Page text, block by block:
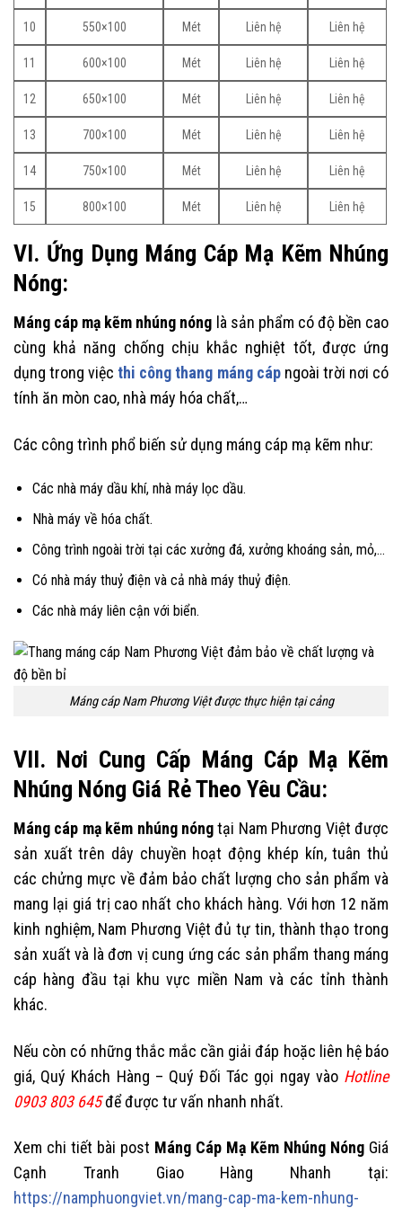
10 550×100 Mét Liên hệ Liên hệ
11 600×100 Mét Liên hệ Liên hệ
12 650×100 Mét Liên hệ Liên hệ
13 700×100 Mét Liên hệ Liên hệ
14 750×100 Mét Liên hệ Liên hệ
15 800×100 Mét Liên hệ Liên hệ
VI. Ứng Dụng Máng Cáp Mạ Kẽm Nhúng
Nóng:
Máng cáp mạ kẽm nhúng nóng là sản phẩm có độ bền cao
cùng khả năng chống chịu khắc nghiệt tốt, được ứng
dụng trong việc thi công thang máng cápngoài trời nơi có
tính ăn mòn cao, nhà máy hóa chất,…
Các công trình phổ biến sử dụng máng cáp mạ kẽm như:
Các nhà máy dầu khí, nhà máy lọc dầu.
Nhà máy về hóa chất.
Công trình ngoài trời tại các xưởng đá, xưởng khoáng sản, mỏ,…
Có nhà máy thuỷ điện và cả nhà máy thuỷ điện.
Các nhà máy liên cận với biển.
Máng cáp Nam Phương Việt được thực hiện tại cảng
VII. Nơi Cung Cấp Máng Cáp Mạ Kẽm
Nhúng Nóng Giá Rẻ Theo Yêu Cầu:
Máng cáp mạ kẽm nhúng nóngtại Nam Phương Việt được
sản xuất trên dây chuyền hoạt động khép kín, tuân thủ
các chửng mực về đảm bảo chất lượng cho sản phẩm và
mang lại giá trị cao nhất cho khách hàng. Với hơn 12 năm
kinh nghiệm, Nam Phương Việt đủ tự tin, thành thạo trong
sản xuất và là đơn vị cung ứng các sản phẩm thang máng
cáp hàng đầu tại khu vực miền Nam và các tỉnh thành
khác.
Nếu còn có những thắc mắc cần giải đáp hoặc liên hệ báo
giá, Quý Khách Hàng – Quý Đối Tác gọi ngay vào Hotline
0903 803 645để được tư vấn nhanh nhất.
Xem chi tiết bài post Máng Cáp Mạ Kẽm Nhúng Nóng Giá
Cạnh Tranh Giao Hàng Nhanh tại:
https://namphuongviet.vn/mang-cap-ma-kem-nhung-